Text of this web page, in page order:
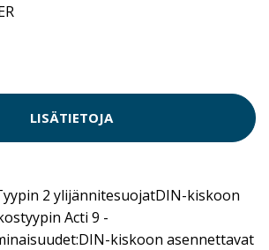
LISÄTIETOJA
2 ylijännitesuojatDIN-kiskoon
Acti 9 -
kiskoon asennettavat